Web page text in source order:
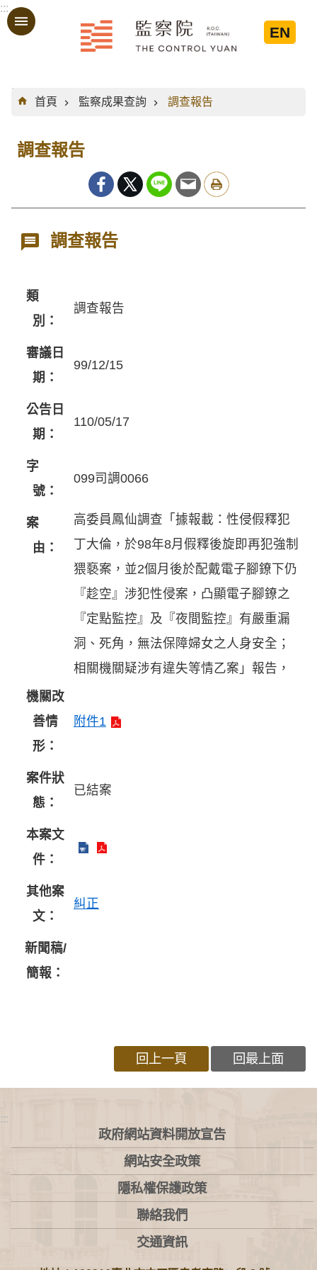
跳到主要內容區塊
:::
EN
:::
首頁
監察成果查詢 調查報告
調查報告
調查報告
類
別：
調查報告
審議日
期：
99/12/15
公告日
期：
110/05/17
字
號：
099司調0066
案
由：
高委員鳳仙調查「據報載：性侵假釋犯
丁大倫，於98年8月假釋後旋即再犯強制
猥褻案，並2個月後於配戴電子腳鐐下仍
『趁空』涉犯性侵案，凸顯電子腳鐐之
『定點監控』及『夜間監控』有嚴重漏
洞、死角，無法保障婦女之人身安全；
相關機關疑涉有違失等情乙案」報告，
機關改
善情
形：
附件1
案件狀
態：
已結案
本案文
件：
其他案
文：
糾正
新聞稿/
簡報：
回上一頁 回最上面
:::
政府網站資料開放宣告
網站安全政策
隱私權保護政策
聯絡我們
交通資訊